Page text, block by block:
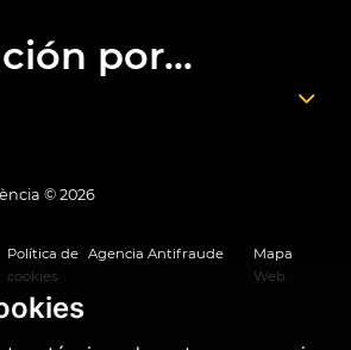
por...
© 2026
Política de
cookies
Agencia Antifraude
Mapa
Web